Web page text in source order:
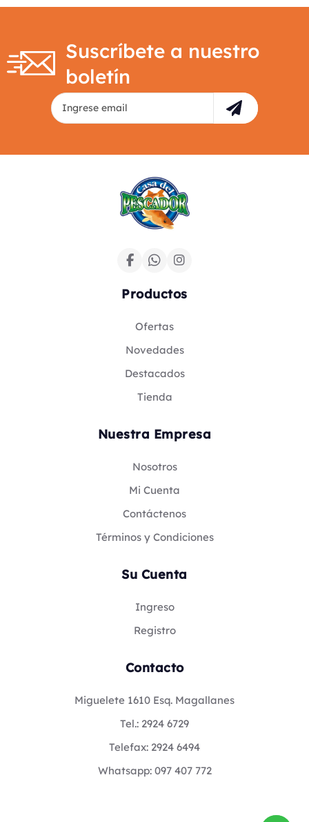
Suscríbete a nuestro
boletín
Productos
Ofertas
Novedades
Destacados
Tienda
Nuestra Empresa
Nosotros
Mi Cuenta
Contáctenos
Términos y Condiciones
Su Cuenta
Ingreso
Registro
Contacto
Miguelete 1610 Esq. Magallanes
Tel.: 2924 6729
Telefax: 2924 6494
Whatsapp: 097 407 772